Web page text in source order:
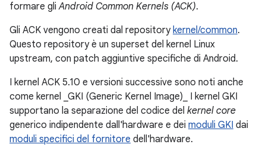
formare gliAndroid Common Kernels (ACK).
Gli ACK vengono creati dal repositorykernel/common.
Questo repository è un superset del kernel Linux
upstream, con patch aggiuntive specifiche di Android.
I kernel ACK 5.10 e versioni successive sono noti anche
come kernel _GKI (Generic Kernel Image)_ I kernel GKI
supportano la separazione del codice del kernel core
generico indipendente dall'hardware e dei moduli GKI dai
moduli specifici del fornitore dell'hardware.